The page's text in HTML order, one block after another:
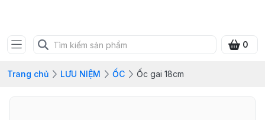
0
Trang chủ LƯU NIỆM ỐC Ốc gai 18cm